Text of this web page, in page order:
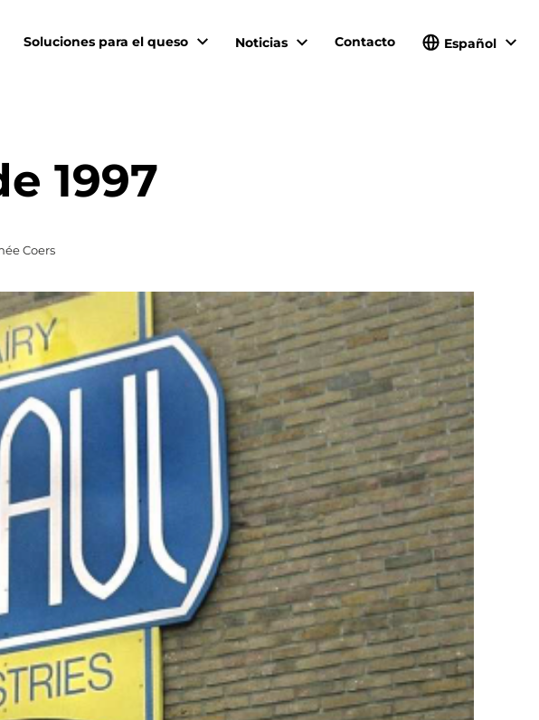
Soluciones para el queso Noticias Contacto Español
1997
Coers